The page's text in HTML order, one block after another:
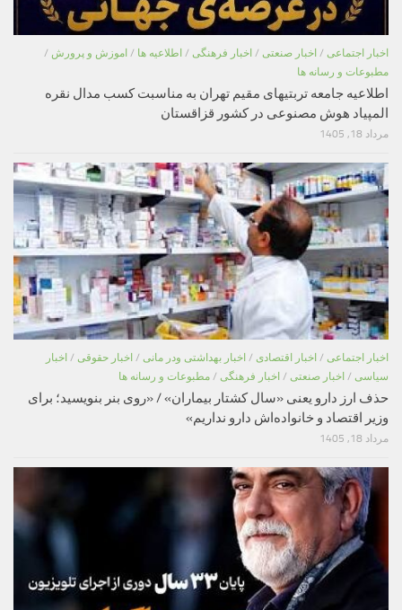
اخبار اجتماعی / اخبار صنعتی / اخبار فرهنگی / اطلاعیه ها / اموزش و پرورش /
مطبوعات و رسانه ها
اطلاعیه جامعه تربتیهای مقیم تهران به مناسبت کسب مدال نقره
المپیاد هوش مصنوعی در کشور قزاقستان
مرداد 18, 1405
اخبار اجتماعی / اخبار اقتصادی / اخبار بهداشتی ودر مانی / اخبار حقوقی / اخبار
سیاسی / اخبار صنعتی / اخبار فرهنگی / مطبوعات و رسانه ها
حذف ارز دارو یعنی «سال کشتار بیماران» / «روی بنر بنویسید؛ برای
وزیر اقتصاد و خانواده‌اش دارو نداریم»
مرداد 18, 1405